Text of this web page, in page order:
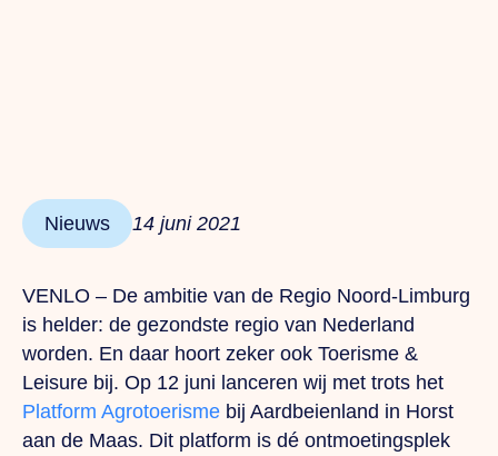
Nieuws 14 juni 2021
VENLO – De ambitie van de Regio Noord-Limburg
is helder: de gezondste regio van Nederland
worden. En daar hoort zeker ook Toerisme &
Leisure bij. Op 12 juni lanceren wij met trots het
Platform Agrotoerisme bij Aardbeienland in Horst
aan de Maas. Dit platform is dé ontmoetingsplek